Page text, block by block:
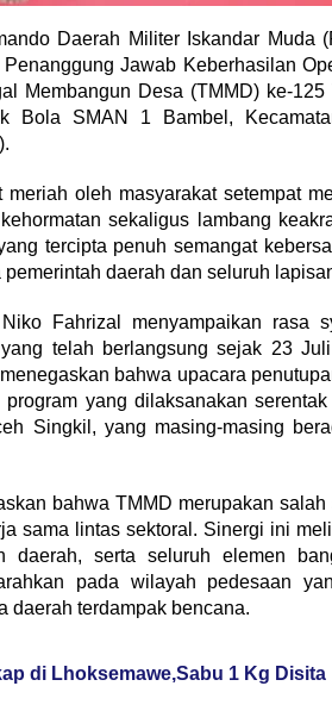
Daerah Militer Iskandar Muda
Jawab Keberhasilan
Membangun Desa (TMMD) ke-
Bola SMAN 1 Bambel,
meriah oleh masyarakat setempat
sekaligus lambang
tercipta penuh semangat
daerah dan seluruh
Fahrizal menyampaikan rasa
telah berlangsung sejak 23
bahwa upacara
yang dilaksanakan
Singkil, yang masing-masing
bahwa TMMD merupakan
sama lintas sektoral. Sinergi ini
daerah, serta seluruh elemen
pada wilayah pedesaan
daerah terdampak bencana.
di Lhoksemawe,Sabu 1 Kg Disita